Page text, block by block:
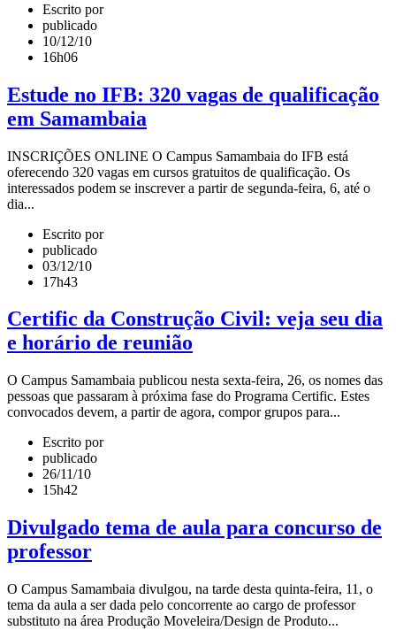
Escrito por
publicado
10/12/10
16h06
Estude no IFB: 320 vagas de qualificação
em Samambaia
INSCRIÇÕES ONLINE O Campus Samambaia do IFB está
oferecendo 320 vagas em cursos gratuitos de qualificação. Os
interessados podem se inscrever a partir de segunda-feira, 6, até o
dia...
Escrito por
publicado
03/12/10
17h43
Certific da Construção Civil: veja seu dia
e horário de reunião
O Campus Samambaia publicou nesta sexta-feira, 26, os nomes das
pessoas que passaram à próxima fase do Programa Certific. Estes
convocados devem, a partir de agora, compor grupos para...
Escrito por
publicado
26/11/10
15h42
Divulgado tema de aula para concurso de
professor
O Campus Samambaia divulgou, na tarde desta quinta-feira, 11, o
tema da aula a ser dada pelo concorrente ao cargo de professor
substituto na área Produção Moveleira/Design de Produto...